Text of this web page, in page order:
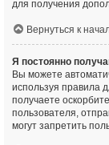
для получения
Вернуться к
Я постоянно
Вы можете
используя правила
получаете
пользователя,
могут запретить